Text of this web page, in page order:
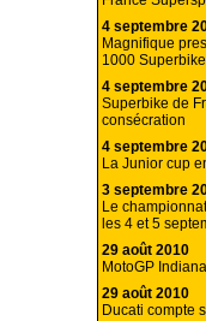
4 septembre
Magnifique
1000
4 septembre
Superbike de
consécration
4 septembre
La Junior cup
3 septembre
Le
les 4 et 5
29 août 2010
MotoGP
29 août 2010
Ducati compte